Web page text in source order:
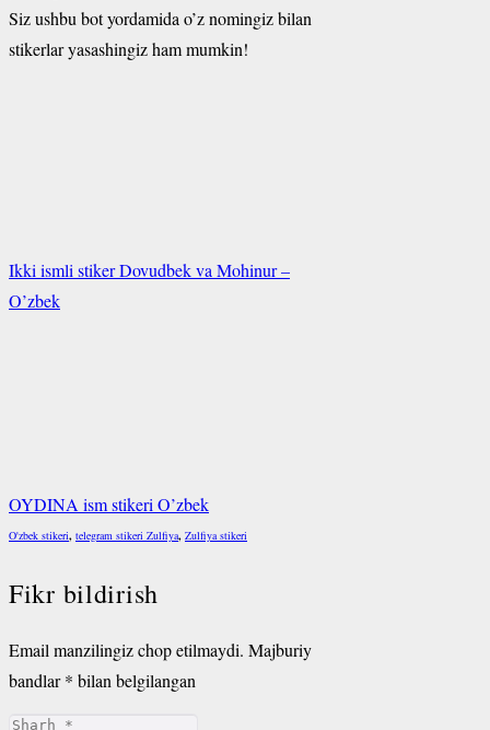
Siz ushbu bot yordamida o’z nomingiz bilan
stikerlar yasashingiz ham mumkin!
Ikki ismli stiker Dovudbek va Mohinur –
O’zbek
OYDINA ism stikeri O’zbek
O'zbek stikeri, telegram stikeri Zulfiya, Zulfiya stikeri
Fikr bildirish
Email manzilingiz chop etilmaydi. Majburiy
bandlar* bilan belgilangan